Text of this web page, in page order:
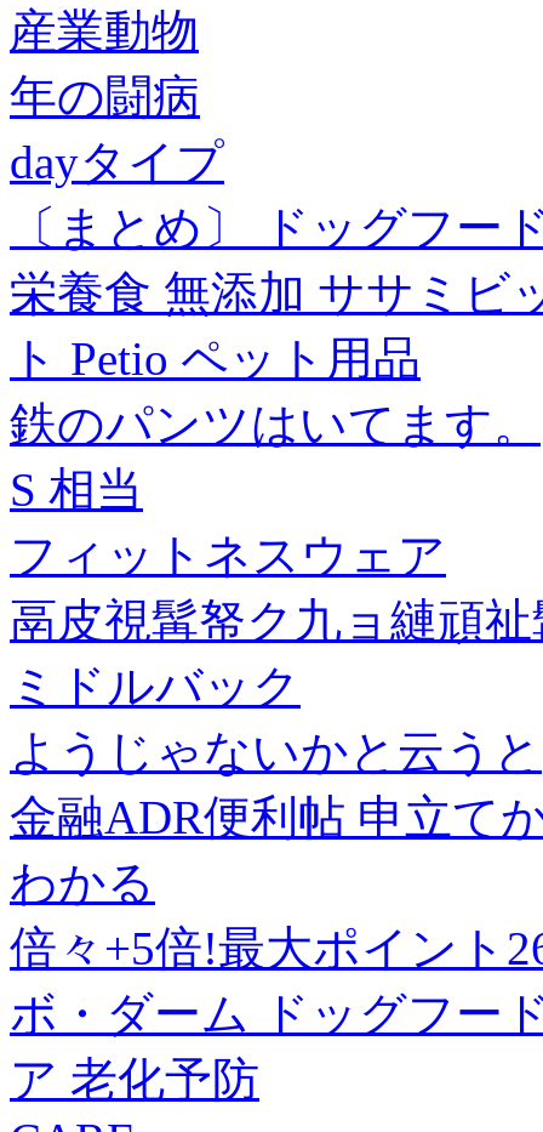
産業動物
年の闘病
dayタイプ
〔まとめ〕 ドッグフー
栄養食 無添加 ササミビ
ト Petio ペット用品
鉄のパンツはいてます。
S 相当
フィットネスウェア
鬲皮視髯帑ク九ョ縺頑
ミドルバック
ようじゃないかと云うと
金融ADR便利帖 申立て
わかる
倍々+5倍!最大ポイント
ボ・ダーム ドッグフー
ア 老化予防